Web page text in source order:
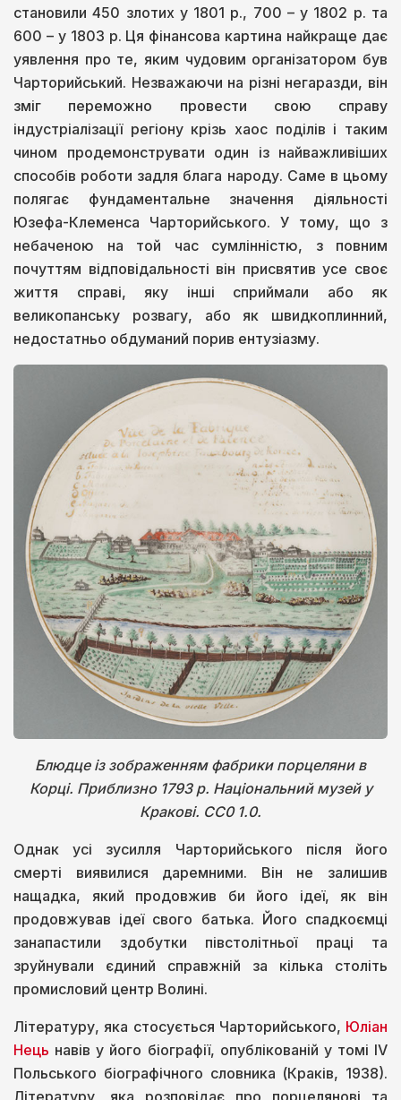
становили 450 злотих у 1801 р., 700 – у 1802 р. та
600 – у 1803 р. Ця фінансова картина найкраще дає
уявлення про те, яким чудовим організатором був
Чарторийський. Незважаючи на різні негаразди, він
зміг переможно провести свою справу
індустріалізації регіону крізь хаос поділів і таким
чином продемонструвати один із найважливіших
способів роботи задля блага народу. Саме в цьому
полягає фундаментальне значення діяльності
Юзефа-Клеменса Чарторийського. У тому, що з
небаченою на той час сумлінністю, з повним
почуттям відповідальності він присвятив усе своє
життя справі, яку інші сприймали або як
великопанську розвагу, або як швидкоплинний,
недостатньо обдуманий порив ентузіазму.
Блюдце із зображенням фабрики порцеляни в
Корці. Приблизно 1793 р. Національний музей у
Кракові. СС0 1.0.
Однак усі зусилля Чарторийського після його
смерті виявилися даремними. Він не залишив
нащадка, який продовжив би його ідеї, як він
продовжував ідеї свого батька. Його спадкоємці
занапастили здобутки півстолітньої праці та
зруйнували єдиний справжній за кілька століть
промисловий центр Волині.
Літературу, яка стосується Чарторийського, Юліан
Нець навів у його біографії, опублікованій у томі IV
Польського біографічного словника (Краків, 1938).